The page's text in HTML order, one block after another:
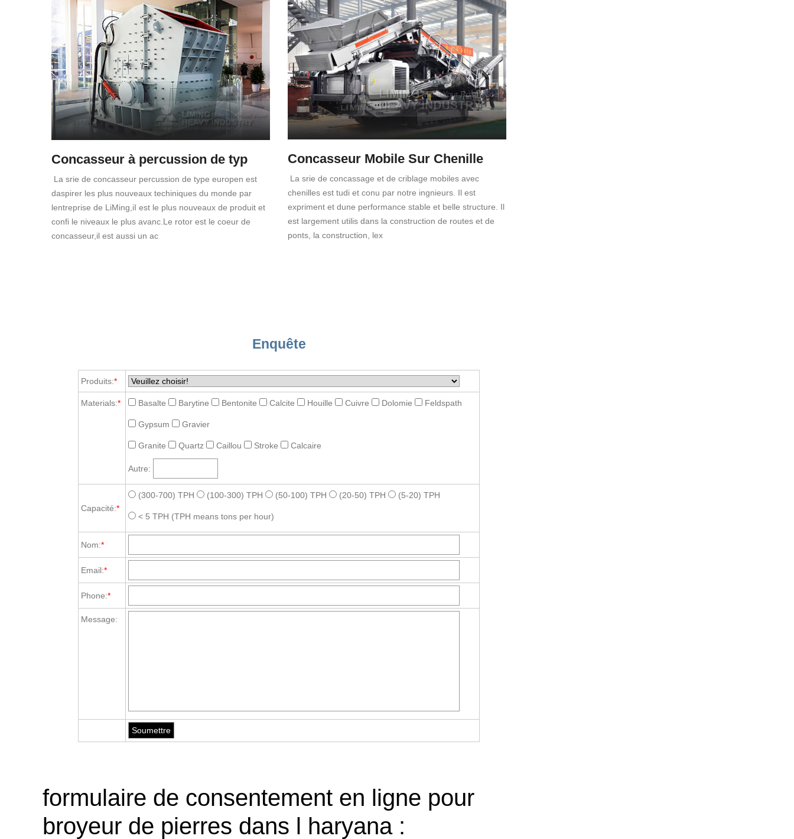
Concasseur à percussion de typ
La srie de concasseur percussion de type europen est
daspirer les plus nouveaux techiniques du monde par
lentreprise de LiMing,iI est le plus nouveaux de produit et
confi le niveaux le plus avanc.Le rotor est le coeur de
concasseur,il est aussi un ac
Concasseur Mobile Sur Chenille
La srie de concassage et de criblage mobiles avec
chenilles est tudi et conu par notre ingnieurs. Il est
expriment et dune performance stable et belle structure. Il
est largement utilis dans la construction de routes et de
ponts, la construction, lex
Enquête
Produits:*
Materials:* Basalte Barytine Bentonite Calcite Houille Cuivre Dolomie Feldspath
Gypsum Gravier
Granite Quartz Caillou Stroke Calcaire
Autre:
Capacité:*
(300-700) TPH (100-300) TPH (50-100) TPH (20-50) TPH (5-20) TPH
< 5 TPH (TPH means tons per hour)
Nom:*
Email:*
Phone:*
Message:
formulaire de consentement en ligne pour
broyeur de pierres dans l haryana :